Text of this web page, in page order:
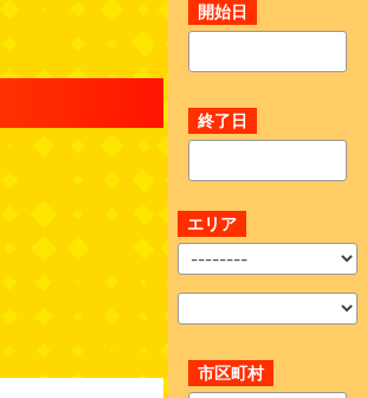
開始日
終了日
エリア
市区町村